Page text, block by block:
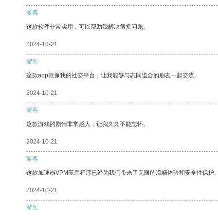
游客
这款软件非常实用，可以帮助我解决很多问题。
2024-10-21
游客
这款app就像我的社交平台，让我能够与志同道合的朋友一起交流。
2024-10-21
游客
这款游戏的剧情非常感人，让我久久不能忘怀。
2024-10-21
游客
这款加速器VPM应用程序已经为我们带来了无限的流畅体验和安全性保护
2024-10-21
游客